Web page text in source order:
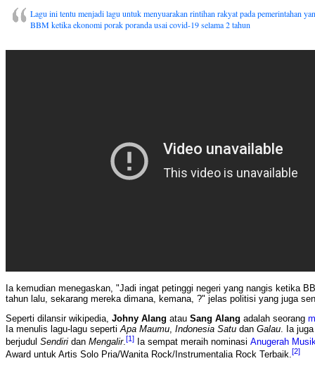
Lagu ini tentu menjadi lagu untuk menyuarakan rintihan rakyat pada pemerintahan
BBM ketika ekonomi porak poranda usai covid-19 selama 2 tahun
Ia kemudian menegaskan, "Jadi ingat petinggi negeri yang nangis ketika
tahun lalu, sekarang mereka dimana, kemana, ?" jelas politisi yang juga
Seperti dilansir wikipedia, Johny Alang atau Sang Alang adalah seorang
Ia menulis lagu-lagu sepertiApa Maumu, Indonesia Satu dan Galau. Ia
berjudul Sendiri dan Mengalir.[1] Ia sempat meraih nominasi Anugerah
Award untuk Artis Solo Pria/Wanita Rock/Instrumentalia Rock Terbaik.[2]